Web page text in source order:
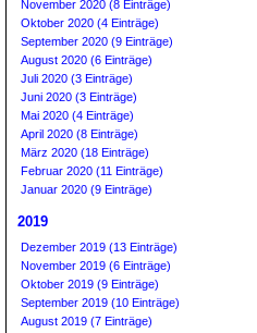
November 2020 (8 Einträge)
Oktober 2020 (4 Einträge)
September 2020 (9 Einträge)
August 2020 (6 Einträge)
Juli 2020 (3 Einträge)
Juni 2020 (3 Einträge)
Mai 2020 (4 Einträge)
April 2020 (8 Einträge)
März 2020 (18 Einträge)
Februar 2020 (11 Einträge)
Januar 2020 (9 Einträge)
2019
Dezember 2019 (13 Einträge)
November 2019 (6 Einträge)
Oktober 2019 (9 Einträge)
September 2019 (10 Einträge)
August 2019 (7 Einträge)